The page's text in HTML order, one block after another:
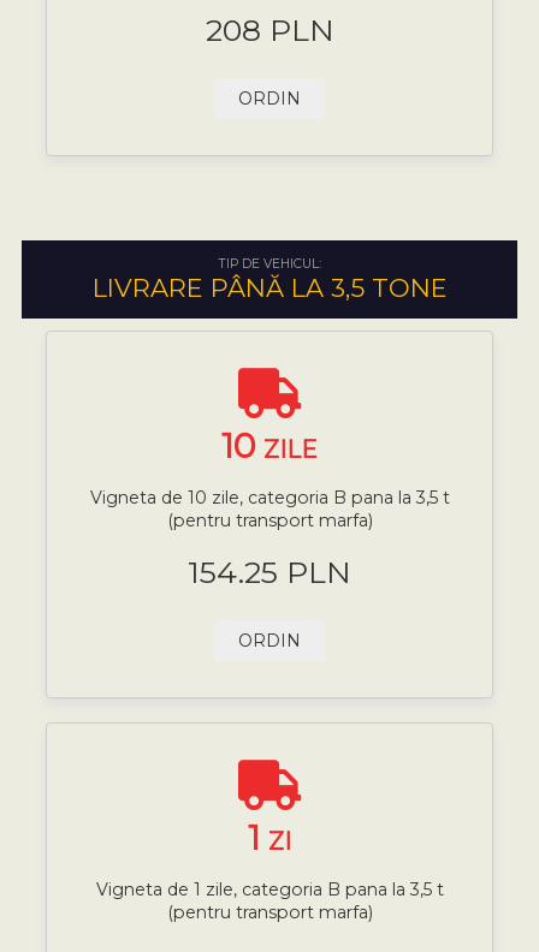
208 PLN
ORDIN
TIP DE VEHICUL:
LIVRARE PÂNĂ LA 3,5 TONE
10 ZILE
Vigneta de 10 zile, categoria B pana la 3,5 t
(pentru transport marfa)
154.25 PLN
ORDIN
1 ZI
Vigneta de 1 zile, categoria B pana la 3,5 t
(pentru transport marfa)